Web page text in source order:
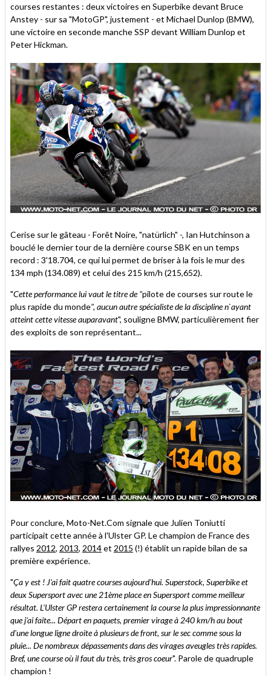
courses restantes : deux victoires en Superbike devant Bruce
Anstey - sur sa "MotoGP", justement - et Michael Dunlop (BMW),
une victoire en seconde manche SSP devant William Dunlop et
Peter Hickman.
Cerise sur le gâteau - Forêt Noire, "natürlich" -, Ian Hutchinson a
bouclé le dernier tour de la dernière course SBK en un temps
record : 3'18.704, ce qui lui permet de briser à la fois le mur des
134 mph (134.089) et celui des 215 km/h (215,652).
"Cette performance lui vaut le titre de "pilote de courses sur route le
plus rapide du monde", aucun autre spécialiste de la discipline n`ayant
atteint cette vitesse auparavant", souligne BMW, particulièrement fier
des exploits de son représentant...
Pour conclure, Moto-Net.Com signale que Julien Toniutti
participait cette année à l'Ulster GP. Le champion de France des
rallyes 2012, 2013, 2014et 2015 (!) établit un rapide bilan de sa
première expérience.
"Ça y est ! J'ai fait quatre courses aujourd'hui. Superstock, Superbike et
deux Supersport avec une 21ème place en Supersport comme meilleur
résultat. L'Ulster GP restera certainement la course la plus impressionnante
que j'ai faite... Départ en paquets, premier virage à 240 km/h au bout
d'une longue ligne droite à plusieurs de front, sur le sec comme sous la
pluie... De nombreux dépassements dans des virages aveugles très rapides.
Bref, une course où il faut du très, très gros coeur". Parole de quadruple
champion !